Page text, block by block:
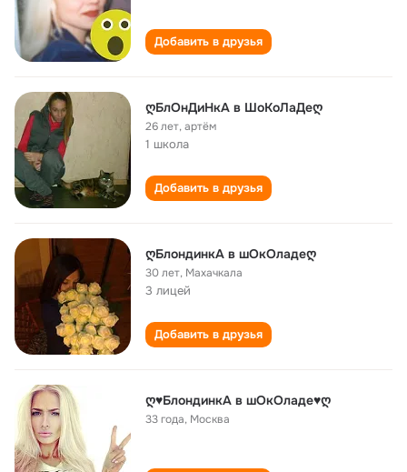
Добавить в друзья
ღБлОнДиНкА в ШоКоЛаДеღ
26 лет,артём
1 школа
Добавить в друзья
ღБлондинкА в шОкОладеღ
30 лет, Махачкала
3 лицей
Добавить в друзья
ღ♥БлондинкА в шОкОладе♥ღ
33 года, Москва